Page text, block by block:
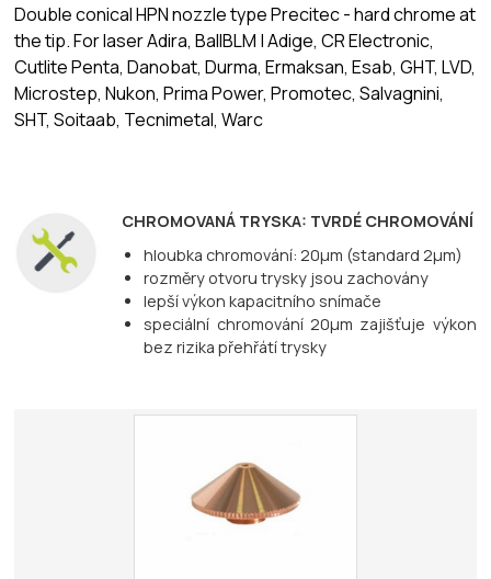
Double conical HPN nozzle type Precitec - hard chrome at
the tip. For laser Adira, BallBLM | Adige, CR Electronic,
Cutlite Penta, Danobat, Durma, Ermaksan, Esab, GHT, LVD,
Microstep, Nukon, Prima Power, Promotec, Salvagnini,
SHT, Soitaab, Tecnimetal, Warc
CHROMOVANÁ TRYSKA: TVRDÉ CHROMOVÁNÍ
hloubka chromování: 20µm (standard 2µm)
rozměry otvoru trysky jsou zachovány
lepší výkon kapacitního snímače
speciální chromování 20µm zajišťuje výkon
bez rizika přehřátí trysky